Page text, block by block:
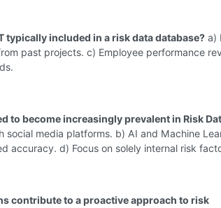
typically included in a risk data database? a)
past projects. c) Employee performance
to become increasingly prevalent in Risk
social media platforms. b) AI and Machine
accuracy. d) Focus on solely internal risk
contribute to a proactive approach to risk